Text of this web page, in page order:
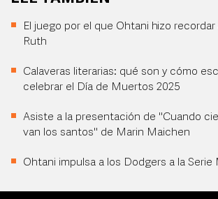
El juego por el que Ohtani hizo
Ruth
Calaveras literarias: qué son y cómo
celebrar el Día de Muertos 2025
Asiste a la presentación de "Cuando
van los santos" de Marin Maichen
Ohtani impulsa a los Dodgers a la Serie